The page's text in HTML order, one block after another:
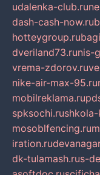
udalenka-club.ru
dash-cash-now.ru
hotteygroup.ru
dveriland73.runis-
vrema-zdorov.ru
nike-air-max-95.ru
mobilreklama.ru
spksochi.ru
mosoblfencing.ru
iration.ru
dk-tulamash.rus-